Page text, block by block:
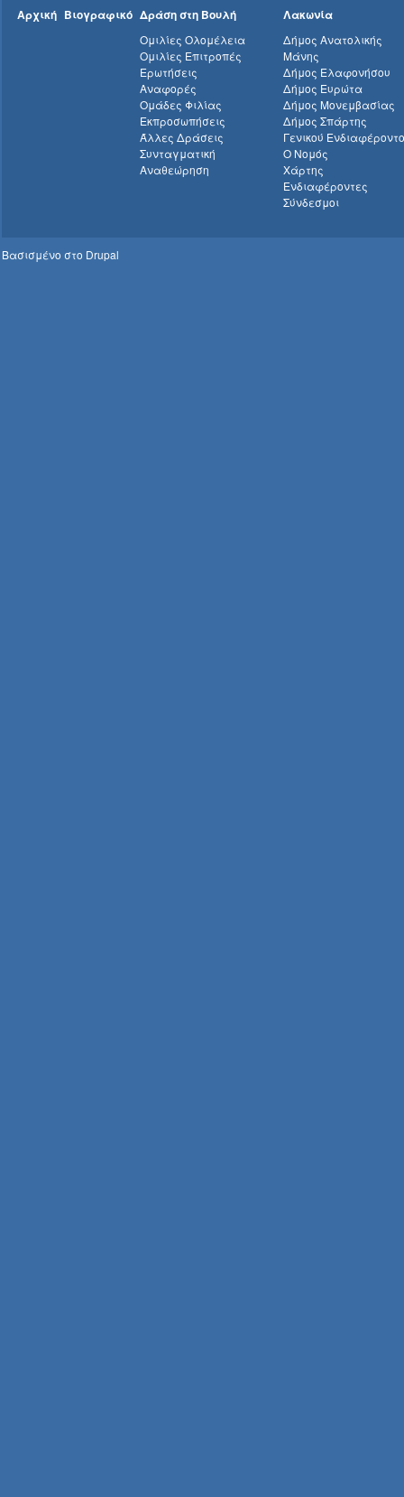
Αρχική Βιογραφικό Δράση στη Βουλή
Ομιλίες Ολομέλεια
Ομιλίες Επιτροπές
Ερωτήσεις
Αναφορές
Ομάδες Φιλίας
Εκπροσωπήσεις
Άλλες Δράσεις
Συνταγματική
Αναθεώρηση
Λακωνία
Δήμος Ανατολικής
Μάνης
Δήμος Ελαφονήσου
Δήμος Ευρώτα
Δήμος Μονεμβασίας
Δήμος Σπάρτης
Γενικού
Ο Νομός
Χάρτης
Ενδιαφέροντες
Σύνδεσμοι
Βασισμένο στο Drupal